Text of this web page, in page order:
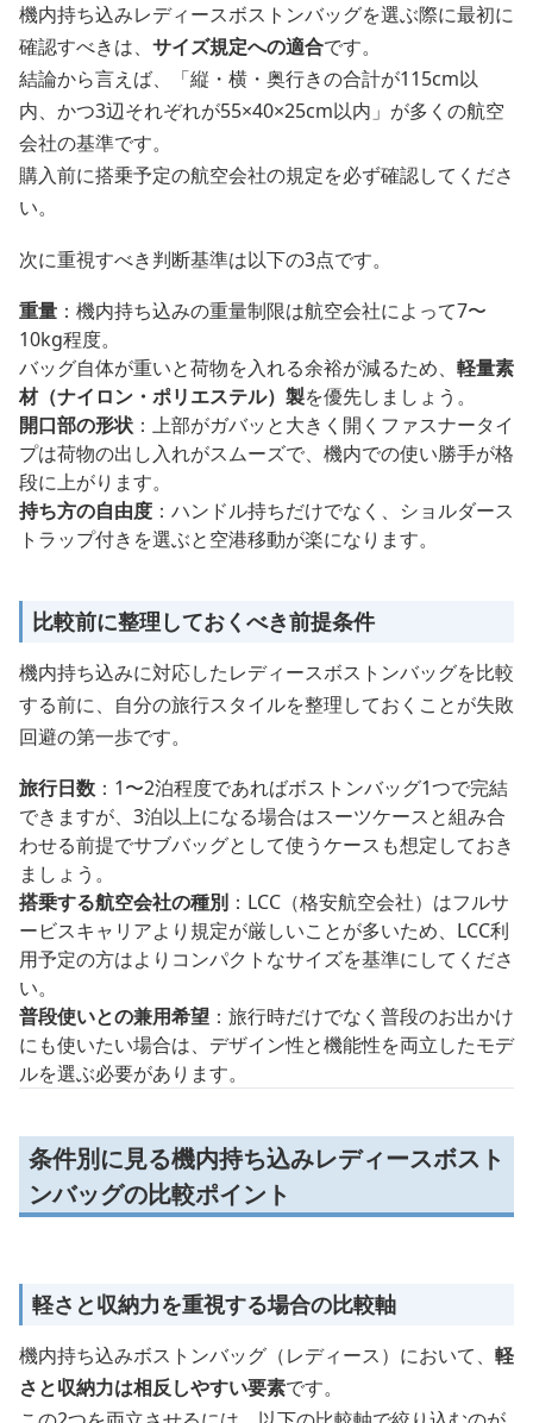
機内持ち込みレディースボストンバッグを選ぶ際に最初に
確認すべきは、 サイズ規定への適合です。
結論から言えば、「縦・横・奥行きの合計が115cm以
内、かつ3辺それぞれが55×40×25cm以内」が多くの航空
会社の基準です。
購入前に搭乗予定の航空会社の規定を必ず確認してくださ
い。
次に重視すべき判断基準は以下の3点です。
重量 ：機内持ち込みの重量制限は航空会社によって7〜
10kg程度。
バッグ自体が重いと荷物を入れる余裕が減るため、 軽量素
材（ナイロン・ポリエステル）製を優先しましょう。
開口部の形状 ：上部がガバッと大きく開くファスナータイ
プは荷物の出し入れがスムーズで、機内での使い勝手が格
段に上がります。
持ち方の自由度 ：ハンドル持ちだけでなく、ショルダース
トラップ付きを選ぶと空港移動が楽になります。
比較前に整理しておくべき前提条件
機内持ち込みに対応したレディースボストンバッグを比較
する前に、自分の旅行スタイルを整理しておくことが失敗
回避の第一歩です。
旅行日数 ：1〜2泊程度であればボストンバッグ1つで完結
できますが、3泊以上になる場合はスーツケースと組み合
わせる前提でサブバッグとして使うケースも想定しておき
ましょう。
搭乗する航空会社の種別 ：LCC（格安航空会社）はフルサ
ービスキャリアより規定が厳しいことが多いため、LCC利
用予定の方はよりコンパクトなサイズを基準にしてくださ
い。
普段使いとの兼用希望 ：旅行時だけでなく普段のお出かけ
にも使いたい場合は、デザイン性と機能性を両立したモデ
ルを選ぶ必要があります。
条件別に見る機内持ち込みレディースボスト
ンバッグの比較ポイント
軽さと収納力を重視する場合の比較軸
機内持ち込みボストンバッグ（レディース）において、 軽
さと収納力は相反しやすい要素です。